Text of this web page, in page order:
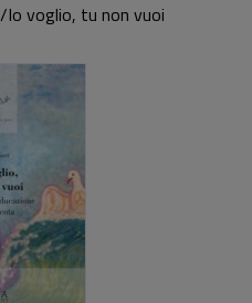
Io voglio, tu non vuoi